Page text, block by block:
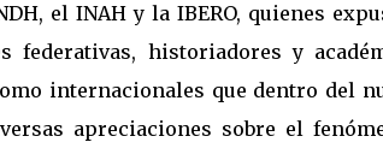
el INAH y la IBERO, quienes
federativas, historiadores y
internacionales que dentro del
apreciaciones sobre el